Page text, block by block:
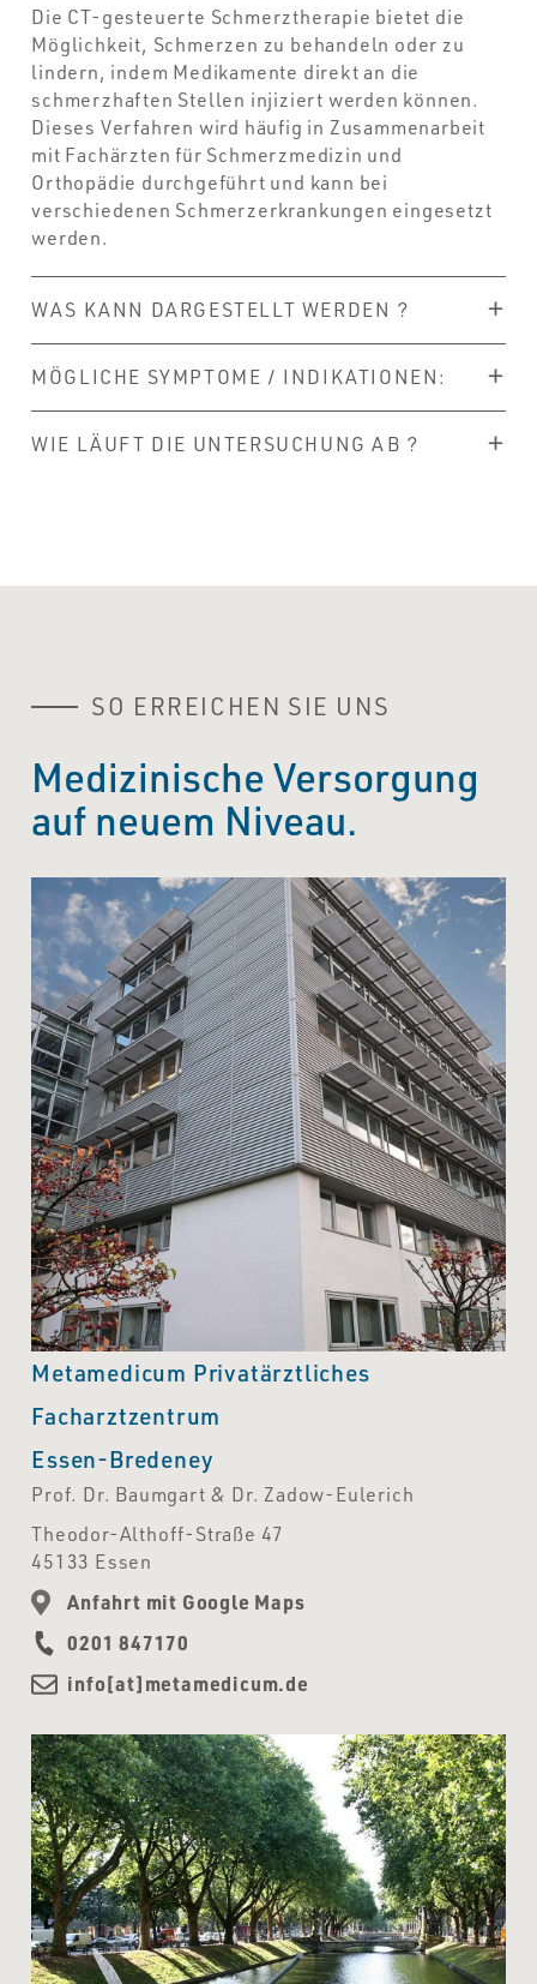
Die CT-gesteuerte Schmerztherapie bietet die
Möglichkeit, Schmerzen zu behandeln oder zu
lindern, indem Medikamente direkt an die
schmerzhaften Stellen injiziert werden können.
Dieses Verfahren wird häufig in Zusammenarbeit
mit Fachärzten für Schmerzmedizin und
Orthopädie durchgeführt und kann bei
verschiedenen Schmerzerkrankungen eingesetzt
werden.
WAS KANN DARGESTELLT WERDEN ?
MÖGLICHE SYMPTOME / INDIKATIONEN:
WIE LÄUFT DIE UNTERSUCHUNG AB ?
SO ERREICHEN SIE UNS
Medizinische Versorgung
auf neuem Niveau.
Metamedicum Privatärztliches
Facharztzentrum
Essen-Bredeney
Prof. Dr. Baumgart & Dr. Zadow-Eulerich
Theodor-Althoff-Straße 47
45133 Essen
Anfahrt mit Google Maps
0201 847170
info[at]metamedicum.de